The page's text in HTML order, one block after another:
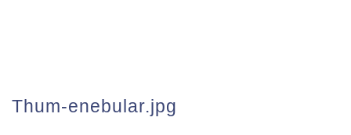
Thum-enebular.jpg